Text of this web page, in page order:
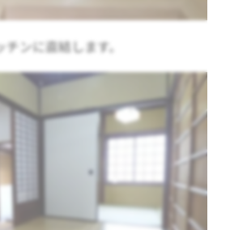
ンに直結します。